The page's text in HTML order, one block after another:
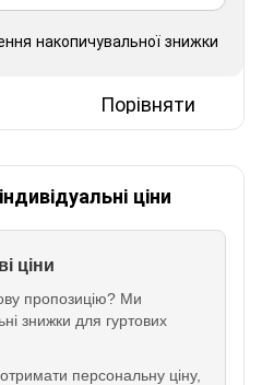
накопичувальної знижки
Порівняти
ціни
ціни
пропозицію? Ми
знижки для гуртових
персональну ціну,